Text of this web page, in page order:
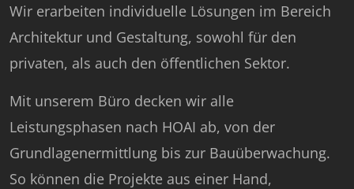
Wir erarbeiten individuelle Lösungen im Bereich
Architektur und Gestaltung, sowohl für den
privaten, als auch den öffentlichen Sektor.
Mit unserem Büro decken wir alle
Leistungsphasen nach HOAI ab, von der
Grundlagenermittlung bis zur Bauüberwachung.
So können die Projekte aus einer Hand,